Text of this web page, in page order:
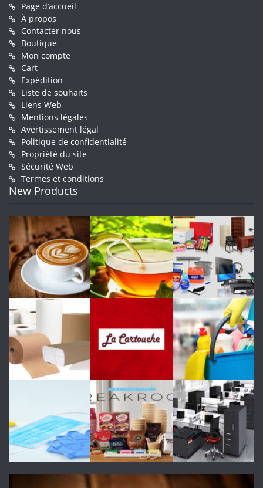
Page d’accueil
À propos
Contacter nous
Boutique
Mon compte
Cart
Expédition
Liste de souhaits
Liens Web
Mentions légales
Avertissement légal
Politique de confidentialité
Propriété du site
Sécurité Web
Termes et conditions
New Products